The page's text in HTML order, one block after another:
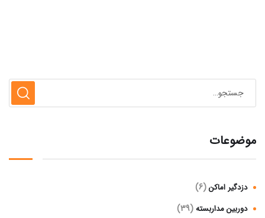
موضوعات
دزدگیر اماکن(6)
دوربین مداربسته(39)